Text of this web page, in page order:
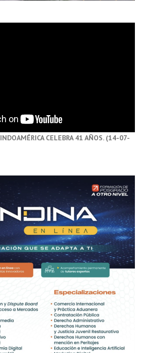
INDOAMÉRICA CELEBRA 41 AÑOS. (14-07-